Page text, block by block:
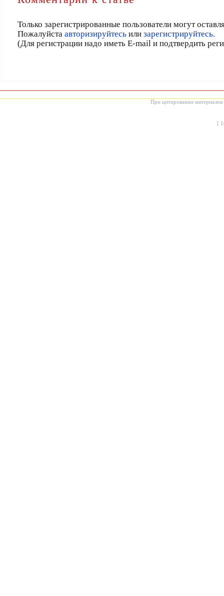
Только зарегистрированные пользователи могут
Пожалуйста авторизируйтесьили зарегистрируйтесь.
(Для регистрации надо иметь E-mail и подтвердить
При цитировании материалов
[